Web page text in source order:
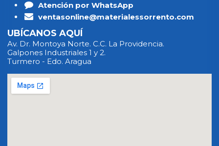
Atención por WhatsApp
ventasonline@materialessorrento.com
UBÍCANOS AQUÍ
Av. Dr. Montoya Norte. C.C. La Providencia.
Galpones Industriales 1 y 2.
Turmero - Edo. Aragua